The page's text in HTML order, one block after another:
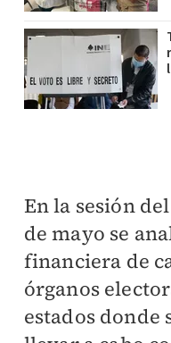
En la sesión
de mayo se
financiera de
órganos
estados donde